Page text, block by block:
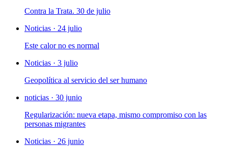
Contra la Trata. 30 de julio
Noticias · 24 julio
Este calor no es normal
Noticias · 3 julio
Geopolítica al servicio del ser humano
noticias · 30 junio
Regularización: nueva etapa, mismo compromiso con las
personas migrantes
Noticias · 26 junio